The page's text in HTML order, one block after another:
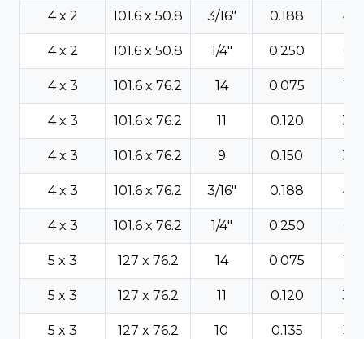
4 x 2 101.6 x 50.8 3/16" 0.188
4 x 2 101.6 x 50.8 1/4" 0.250
4 x 3 101.6 x 76.2 14 0.075
4 x 3 101.6 x 76.2 11 0.120
4 x 3 101.6 x 76.2 9 0.150
4 x 3 101.6 x 76.2 3/16" 0.188
4 x 3 101.6 x 76.2 1/4" 0.250
5 x 3 127 x 76.2 14 0.075
5 x 3 127 x 76.2 11 0.120
5 x 3 127 x 76.2 10 0.135